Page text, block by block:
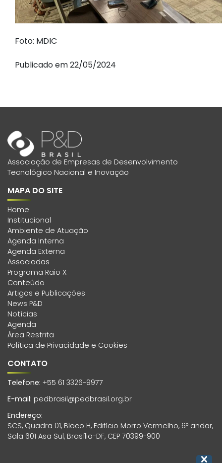
Foto: MDIC
Publicado em 22/05/2024
Associação de Empresas de Desenvolvimento
Tecnológico Nacional e Inovação
MAPA DO SITE
Home
Institucional
Ambiente de Atuação
Agenda Interna
Agenda Externa
Associadas
Programa Raio X
Conteúdo
Artigos e Publicações
News P&D
Notícias
Agenda
Área Restrita
Política de Privacidade e Cookies
CONTATO
Telefone: +55 61 3326-9977
E-mail: pedbrasil@pedbrasil.org.br
Endereço:
SCS, Quadra 01, Bloco H, Edifício Morro Vermelho, 6º andar,
Sala 601 Asa Sul, Brasília-DF, CEP 70399-900